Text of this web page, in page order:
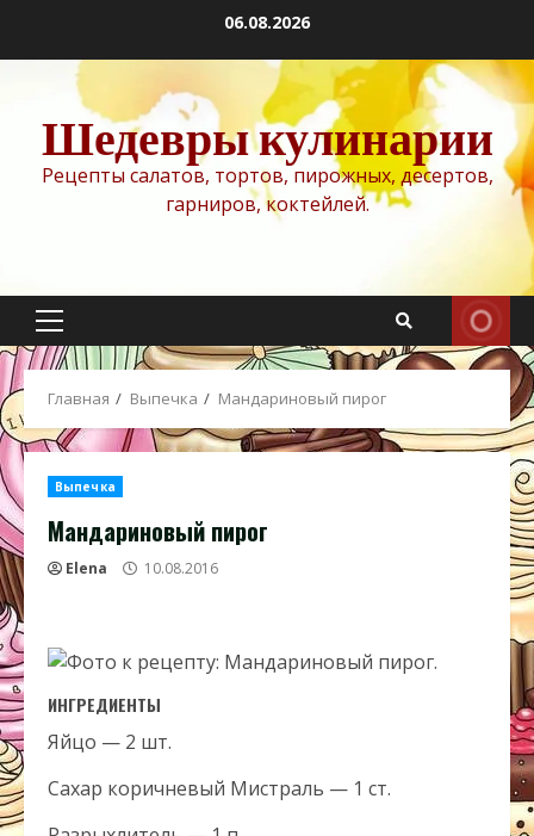
содержимому
06.08.2026
Шедевры кулинарии
Рецепты салатов, тортов, пирожных, десертов,
гарниров, коктейлей.
Основное
меню
Главная Выпечка Мандариновый пирог
Выпечка
Мандариновый пирог
Elena 10.08.2016
ИНГРЕДИЕНТЫ
Яйцо — 2 шт.
Сахар коричневый Мистраль — 1 ст.